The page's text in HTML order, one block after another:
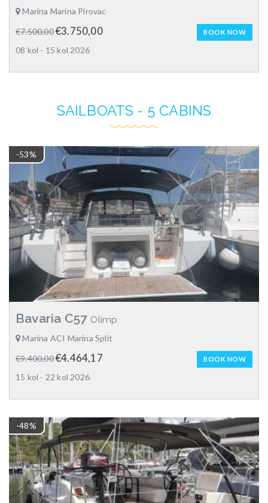
Marina Marina Pirovac
BOOK NOW
€7.500,00€3.750,00
08 kol - 15 kol 2026
SAILBOATS - 5 CABINS
-53%
Bavaria C57 Olimp
Marina ACI Marina Split
BOOK NOW
€9.400,00€4.464,17
15 kol - 22 kol 2026
-48%